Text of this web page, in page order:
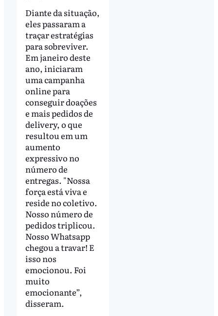
Diante da situação,
eles passaram a
traçar estratégias
para sobreviver.
Em janeiro deste
ano, iniciaram
uma campanha
online para
conseguir doações
e mais pedidos de
delivery, o que
resultou em um
aumento
expressivo no
número de
entregas. "Nossa
força está viva e
reside no coletivo.
Nosso número de
pedidos triplicou.
Nosso Whatsapp
chegou a travar! E
isso nos
emocionou. Foi
muito
emocionante”,
disseram.